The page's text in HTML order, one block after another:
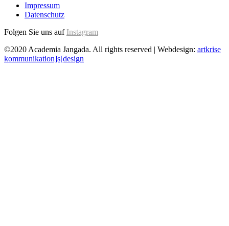
Impressum
Datenschutz
Folgen Sie uns auf Instagram
©2020 Academia Jangada. All rights reserved | Webdesign: artkrise
kommunikation]s[design